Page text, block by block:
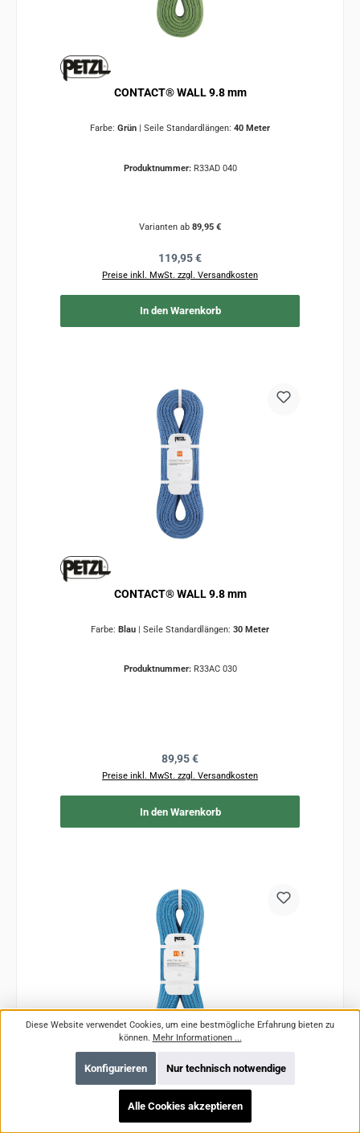
CONTACT® WALL 9.8 mm
Farbe: Grün Seile Standardlängen: 40 Meter
Produktnummer: R33AD 040
Varianten ab 89,95 €
Regulärer Preis:
119,95 €
Preise inkl. MwSt. zzgl. Versandkosten
In den Warenkorb
CONTACT® WALL 9.8 mm
Farbe: Blau | Seile Standardlängen: 30 Meter
Produktnummer: R33AC 030
Regulärer Preis:
89,95 €
Preise inkl. MwSt. zzgl. Versandkosten
In den Warenkorb
Farbe:Blau| Seile Standardlängen:60 Meter
Diese Website verwendet Cookies, um eine bestmögliche Erfahrung bieten zu
können. Mehr Informationen ...
Nur technisch notwendige
Konfigurieren
Alle Cookies akzeptieren